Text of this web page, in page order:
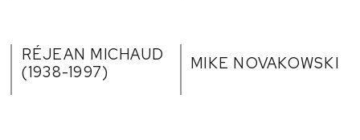
RÉJEAN MICHAUD
(1938-1997)
MIKE NOVAKOWSKI